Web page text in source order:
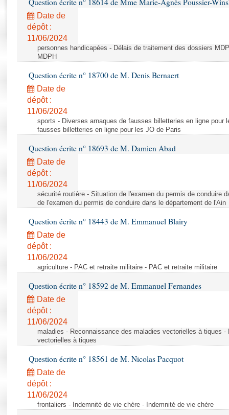
Rapports d'enquête
Rapports législatifs
Rapports sur l'application des lois
Baromètre de l’application des lois
Budget et sécurité sociale
Questions écrites et orales
Comptes rendus des débats
Question écrite n° 18614 de Mme Marie-Agnès Poussier-
Date de
dépôt :
11/06/2024
personnes handicapées - Délais de traitement des dossiers
MDPH
Question écrite n° 18700 de M. Denis Bernaert
Date de
dépôt :
11/06/2024
sports - Diverses arnaques de fausses billetteries en ligne pour
fausses billetteries en ligne pour les JO de Paris
Question écrite n° 18693 de M. Damien Abad
Date de
dépôt :
11/06/2024
sécurité routière - Situation de l'examen du permis de conduire
de l'examen du permis de conduire dans le département de l'Ain
Question écrite n° 18443 de M. Emmanuel Blairy
Date de
dépôt :
11/06/2024
agriculture - PAC et retraite militaire - PAC et retraite militaire
Question écrite n° 18592 de M. Emmanuel Fernandes
Date de
dépôt :
11/06/2024
maladies - Reconnaissance des maladies vectorielles à tiques
vectorielles à tiques
Question écrite n° 18561 de M. Nicolas Pacquot
Date de
dépôt :
11/06/2024
frontaliers - Indemnité de vie chère - Indemnité de vie chère